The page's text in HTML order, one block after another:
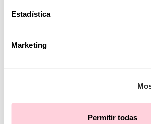
Estadística
Marketing
Permitir todas
GALA